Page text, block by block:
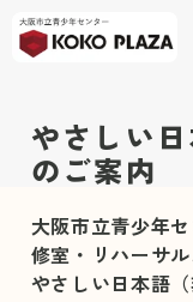
やさしい
のご案内
大阪市立青少年
修室・リハーサ
やさしい日本語